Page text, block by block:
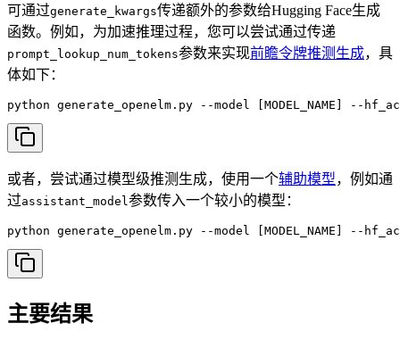
可通过generate_kwargs传递额外的参数给Hugging Face生成
函数。例如，为加速推理过程，您可以尝试通过传递
prompt_lookup_num_tokens参数来实现前瞻令牌推测生成，具
体如下：
python generate_openelm.py --model [MODEL_NAME] --
或者，尝试通过模型级推测生成，使用一个辅助模型，例如通
过assistant_model参数传入一个较小的模型：
python generate_openelm.py --model [MODEL_NAME] --
主要结果